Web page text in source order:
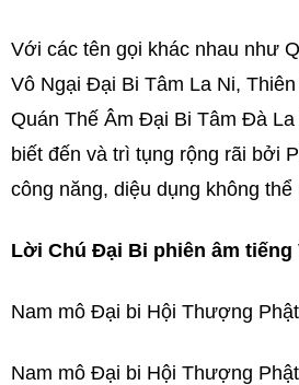
Với các tên gọi khác nhau như
Vô Ngại Đại Bi Tâm La Ni,
Quán Thế Âm Đại Bi Tâm Đà
biết đến và trì tụng rộng rãi bởi
công năng, diệu dụng không thể
Lời Chú Đại Bi phiên âm tiếng
Nam mô Đại bi Hội Thượng
Nam mô Đại bi Hội Thượng